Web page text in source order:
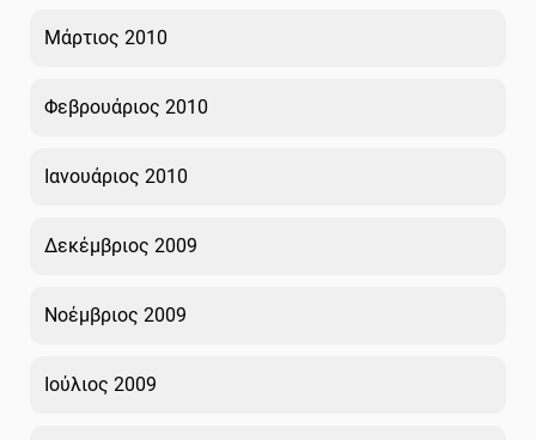
Μάρτιος 2010
Φεβρουάριος 2010
Ιανουάριος 2010
Δεκέμβριος 2009
Νοέμβριος 2009
Ιούλιος 2009